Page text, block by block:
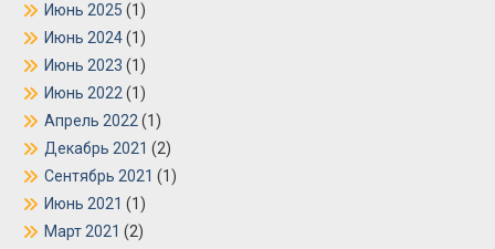
Июнь 2025 (1)
Июнь 2024(1)
Июнь 2023 (1)
Июнь 2022 (1)
Апрель 2022 (1)
Декабрь 2021 (2)
Сентябрь 2021 (1)
Июнь 2021 (1)
Март 2021 (2)